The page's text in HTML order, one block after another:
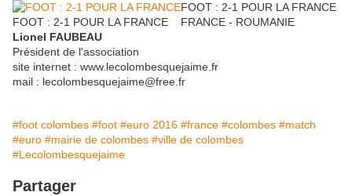
FOOT : 2-1 POUR LA FRANCE
FOOT : 2-1 POUR LA FRANCE
FRANCE - ROUMANIE
Lionel FAUBEAU
Président de l'association
site internet : www.lecolombesquejaime.fr
mail : lecolombesquejaime@free.fr
#foot colombes #foot #euro 2016 #france #colombes #match
#euro #mairie de colombes #ville de colombes
#Lecolombesquejaime
Partager